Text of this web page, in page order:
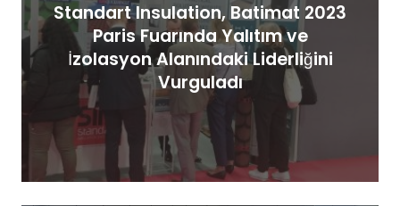
Standart Insulation, Batimat 2023
Paris Fuarında Yalıtım ve
İzolasyon Alanındaki Liderliğini
Vurguladı